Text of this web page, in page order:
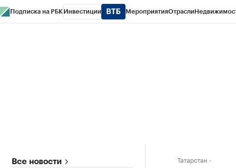
Подписка на РБК Инвестиции МероприятияОтрасли
Все новости Татарстан